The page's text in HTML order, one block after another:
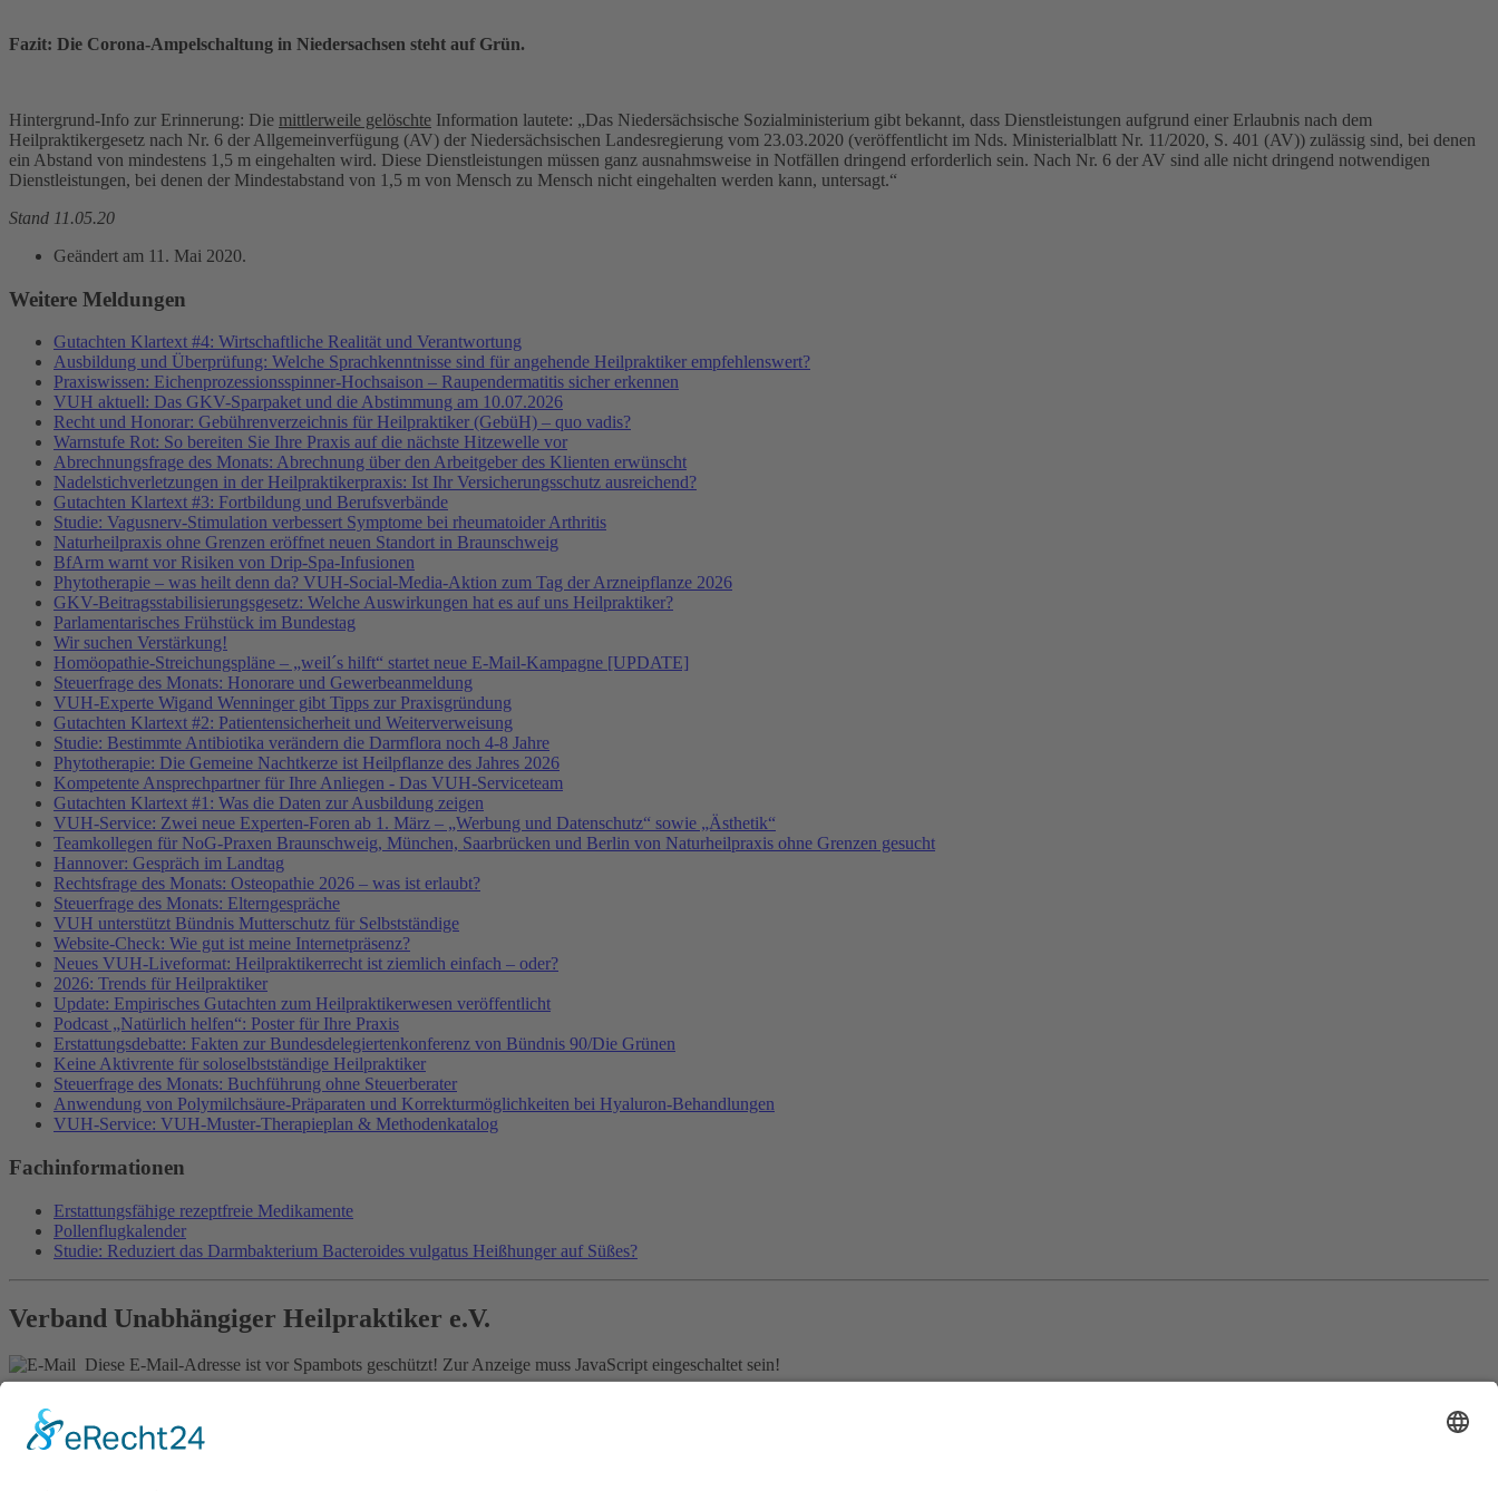
Fazit: Die Corona-Ampelschaltung in Niedersachsen steht auf Grün.
Hintergrund-Info zur Erinnerung: Die mittlerweile gelöschte Information lautete: „Das Niedersächsische Sozialministerium gibt bekannt, dass Dienstleistungen aufgrund einer Erlaubnis nach dem
Heilpraktikergesetz nach Nr. 6 der Allgemeinverfügung (AV) der Niedersächsischen Landesregierung vom 23.03.2020 (veröffentlicht im Nds. Ministerialblatt Nr. 11/2020, S. 401 (AV)) zulässig sind, bei denen
ein Abstand von mindestens 1,5 m eingehalten wird. Diese Dienstleistungen müssen ganz ausnahmsweise in Notfällen dringend erforderlich sein. Nach Nr. 6 der AV sind alle nicht dringend notwendigen
Dienstleistungen, bei denen der Mindestabstand von 1,5 m von Mensch zu Mensch nicht eingehalten werden kann, untersagt.“
Stand 11.05.20
Geändert am 11. Mai 2020.
Weitere Meldungen
Gutachten Klartext #4: Wirtschaftliche Realität und Verantwortung
Ausbildung und Überprüfung: Welche Sprachkenntnisse sind für angehende Heilpraktiker empfehlenswert?
Praxiswissen: Eichenprozessionsspinner-Hochsaison – Raupendermatitis sicher erkennen
VUH aktuell: Das GKV-Sparpaket und die Abstimmung am 10.07.2026
Recht und Honorar: Gebührenverzeichnis für Heilpraktiker (GebüH) – quo vadis?
Warnstufe Rot: So bereiten Sie Ihre Praxis auf die nächste Hitzewelle vor
Abrechnungsfrage des Monats: Abrechnung über den Arbeitgeber des Klienten erwünscht
Nadelstichverletzungen in der Heilpraktikerpraxis: Ist Ihr Versicherungsschutz ausreichend?
Gutachten Klartext #3: Fortbildung und Berufsverbände
Studie: Vagusnerv-Stimulation verbessert Symptome bei rheumatoider Arthritis
Naturheilpraxis ohne Grenzen eröffnet neuen Standort in Braunschweig
BfArm warnt vor Risiken von Drip-Spa-Infusionen
Phytotherapie – was heilt denn da? VUH-Social-Media-Aktion zum Tag der Arzneipflanze 2026
GKV-Beitragsstabilisierungsgesetz: Welche Auswirkungen hat es auf uns Heilpraktiker?
Parlamentarisches Frühstück im Bundestag
Wir suchen Verstärkung!
Homöopathie-Streichungspläne – „weil´s hilft“ startet neue E-Mail-Kampagne [UPDATE]
Steuerfrage des Monats: Honorare und Gewerbeanmeldung
VUH-Experte Wigand Wenninger gibt Tipps zur Praxisgründung
Gutachten Klartext #2: Patientensicherheit und Weiterverweisung
Studie: Bestimmte Antibiotika verändern die Darmflora noch 4-8 Jahre
Phytotherapie: Die Gemeine Nachtkerze ist Heilpflanze des Jahres 2026
Kompetente Ansprechpartner für Ihre Anliegen - Das VUH-Serviceteam
Gutachten Klartext #1: Was die Daten zur Ausbildung zeigen
VUH-Service: Zwei neue Experten-Foren ab 1. März – „Werbung und Datenschutz“ sowie „Ästhetik“
Teamkollegen für NoG-Praxen Braunschweig, München, Saarbrücken und Berlin von Naturheilpraxis ohne Grenzen gesucht
Hannover: Gespräch im Landtag
Rechtsfrage des Monats: Osteopathie 2026 – was ist erlaubt?
Steuerfrage des Monats: Elterngespräche
VUH unterstützt Bündnis Mutterschutz für Selbstständige
Website-Check: Wie gut ist meine Internetpräsenz?
Neues VUH-Liveformat: Heilpraktikerrecht ist ziemlich einfach – oder?
2026: Trends für Heilpraktiker
Update: Empirisches Gutachten zum Heilpraktikerwesen veröffentlicht
Podcast „Natürlich helfen“: Poster für Ihre Praxis
Erstattungsdebatte: Fakten zur Bundesdelegiertenkonferenz von Bündnis 90/Die Grünen
Keine Aktivrente für soloselbstständige Heilpraktiker
Steuerfrage des Monats: Buchführung ohne Steuerberater
Anwendung von Polymilchsäure-Präparaten und Korrekturmöglichkeiten bei Hyaluron-Behandlungen
VUH-Service: VUH-Muster-Therapieplan & Methodenkatalog
Fachinformationen
Erstattungsfähige rezeptfreie Medikamente
Pollenflugkalender
Studie: Reduziert das Darmbakterium Bacteroides vulgatus Heißhunger auf Süßes?
Verband Unabhängiger Heilpraktiker e.V.
Diese E-Mail-Adresse ist vor Spambots geschützt! Zur Anzeige muss JavaScript eingeschaltet sein!
Gördelinger Straße 47